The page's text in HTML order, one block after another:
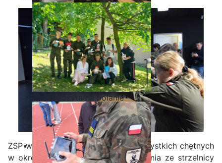
Ostatnia garść certyfikatów
Akademii CISCO w roku
szkolnym2025/2026
Staszic czyta na polanie
ZSP w IŁŻY serdecznie zaprasza wszystkich chętnych
w okresie wakacyjnym do skorzystania ze strzelnicy